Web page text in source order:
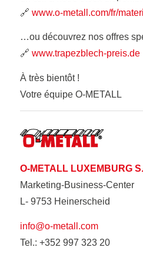
🔗 www.o-metall.com/fr/
…ou découvrez nos offres
🔗 www.trapezblech-preis.de
À très bientôt !
Votre équipe O-METALL
O-METALL LUXEMBURG
Marketing-Business-Center
L- 9753 Heinerscheid
info@o-metall.com
Tel.: +352 997 323 20